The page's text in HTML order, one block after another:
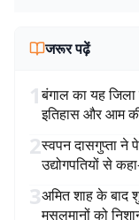
जरूर पढ़ें
1बंगाल का यह जिला
इतिहास और आम
2स्वपन दासगुप्ता ने
उद्योगपतियों से
3अमित शाह के बाद
मुसलमानों को